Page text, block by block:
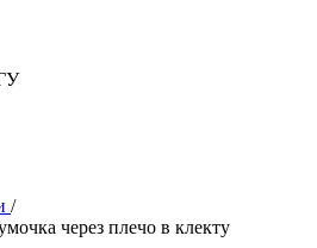
/
через плечо в клекту